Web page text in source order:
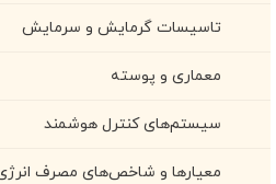
تاسیسات گرمایش و سرمایش
معماری و پوسته
سیستم‌های کنترل هوشمند
معیار‌ها و شاخص‌های مصرف انرژی